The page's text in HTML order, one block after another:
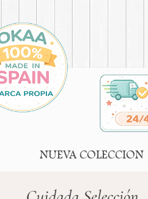
NUEVA COLECCION